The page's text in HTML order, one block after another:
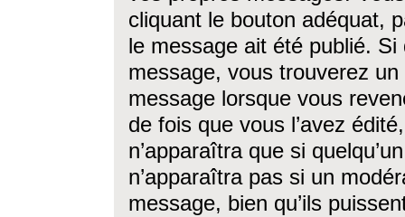
cliquant le bouton adéquat,
le message ait été publié. Si
message, vous trouverez
message lorsque vous
de fois que vous l’avez
n’apparaîtra que si
n’apparaîtra pas si un
message, bien qu’ils